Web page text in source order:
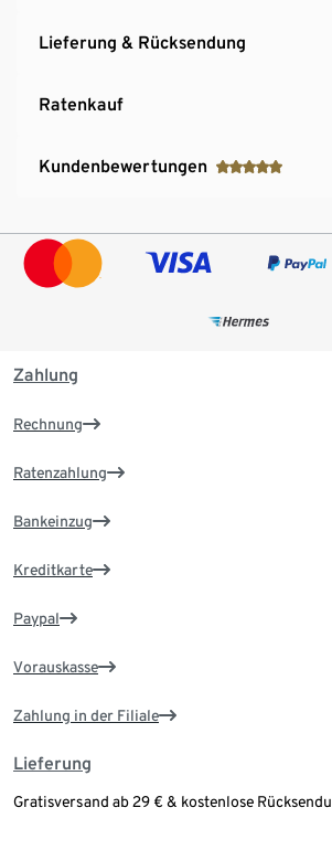
Lieferung & Rücksendung
Ratenkauf
Kundenbewertungen
Zahlung
Rechnung
Ratenzahlung
Bankeinzug
Kreditkarte
Paypal
Vorauskasse
Zahlung in der Filiale
Lieferung
Gratisversand ab 29 € & kostenlose